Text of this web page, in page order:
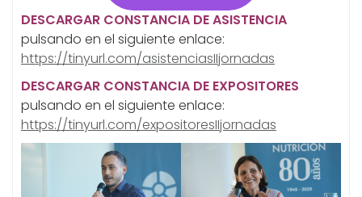
DESCARGAR CONSTANCIA DE ASISTENCIA
pulsando en el siguiente enlace:
https://tinyurl.com/asistenciasIIjornadas
DESCARGAR CONSTANCIA DE EXPOSITORES
pulsando en el siguiente enlace:
https://tinyurl.com/expositoresIIjornadas